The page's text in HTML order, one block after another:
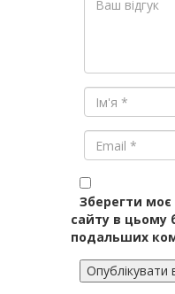
Зберегти
сайту в цьому
подальших